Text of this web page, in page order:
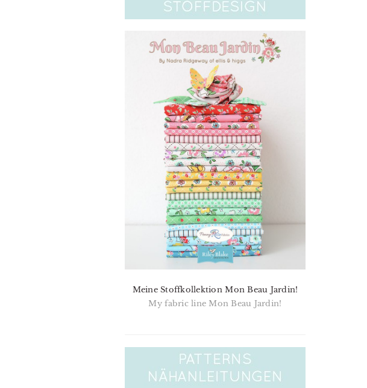
Meine Stoffkollektion Mon Beau Jardin!
My fabric line Mon Beau Jardin!